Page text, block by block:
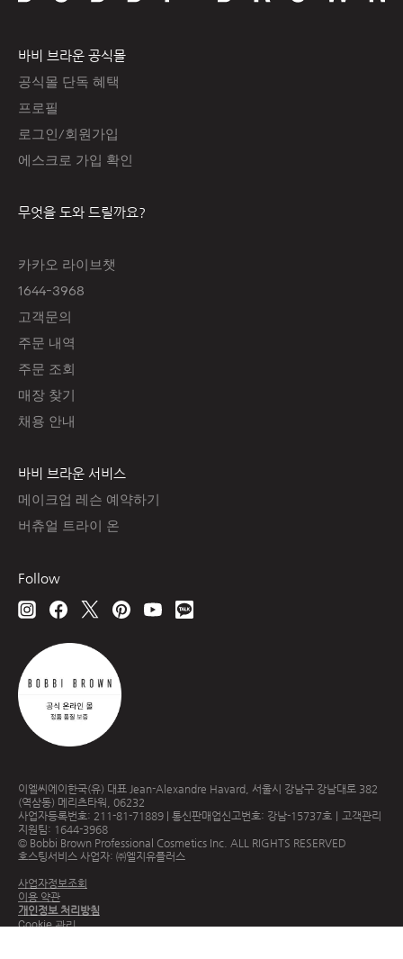
바비 브라운 공식몰
공식몰 단독 혜택
프로필
로그인/회원가입
에스크로 가입 확인
무엇을 도와 드릴까요?
카카오 라이브챗
1644-3968
고객문의
주문 내역
주문 조회
매장 찾기
채용 안내
바비 브라운 서비스
메이크업 레슨 예약하기
버츄얼 트라이 온
Follow
이엘씨에이한국(유) 대표 Jean-Alexandre Havard, 서울시 강남구 강남대로 382
(역삼동) 메리츠타워, 06232
사업자등록번호: 211-81-71889 | 통신판매업신고번호: 강남-15737호｜고객관리
지원팀: 1644-3968
© Bobbi Brown Professional Cosmetics Inc. ALL RIGHTS RESERVED
호스팅서비스 사업자: ㈜엘지유플러스
사업자정보조회
이용 약관
개인정보 처리방침
Cookie 관리